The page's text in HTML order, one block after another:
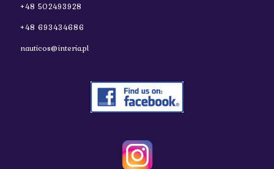
+48 502493928
+48 693434686
nauticos@interia.pl